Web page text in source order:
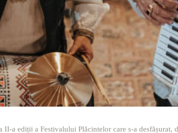
a ediții a Festivalului Plăcintelor care s-a desfășurat,